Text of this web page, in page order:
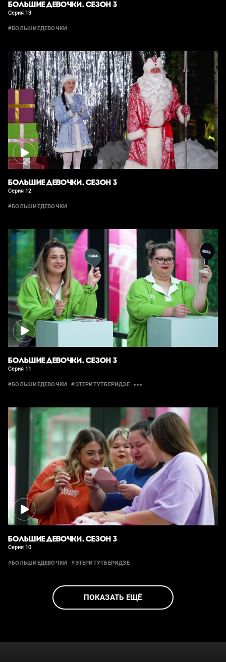
БОЛЬШИЕ ДЕВОЧКИ. СЕЗОН 3
Серия 13
#БОЛЬШИЕДЕВОЧКИ
БОЛЬШИЕ ДЕВОЧКИ. СЕЗОН 3
Серия 12
#БОЛЬШИЕДЕВОЧКИ
БОЛЬШИЕ ДЕВОЧКИ. СЕЗОН 3
Серия 11
#БОЛЬШИЕДЕВОЧКИ #ЭТЕРИТУТБЕРИДЗЕ
БОЛЬШИЕ ДЕВОЧКИ. СЕЗОН 3
Серия 10
#БОЛЬШИЕДЕВОЧКИ #ЭТЕРИТУТБЕРИДЗЕ
ПОКАЗАТЬ ЕЩЁ